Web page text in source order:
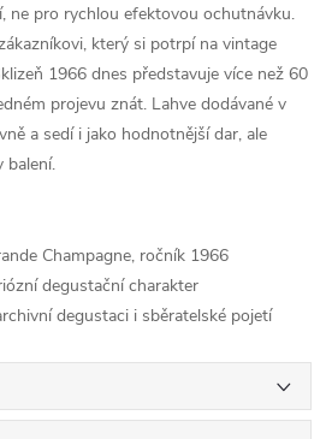
ne pro rychlou efektovou ochutnávku.
který si potrpí na vintage
1966 dnes představuje více než 60
projevu znát. Lahve dodávané v
a sedí i jako hodnotnější dar, ale
balení.
Champagne, ročník 1966
degustační charakter
degustaci i sběratelské pojetí